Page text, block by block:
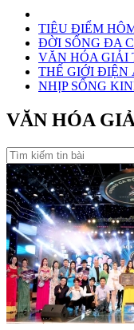
TIÊU ĐIỂM
ĐỜI SỐNG ĐA
VĂN HÓA GIẢI
THẾ GIỚI ĐIỆN
NHỊP SỐNG
VĂN HÓA